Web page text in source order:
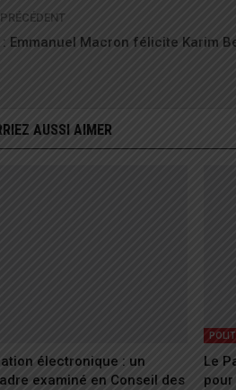
Emmanuel Macron félicite Karim
AUSSI AIMER
électronique : un
examiné en Conseil des
Le